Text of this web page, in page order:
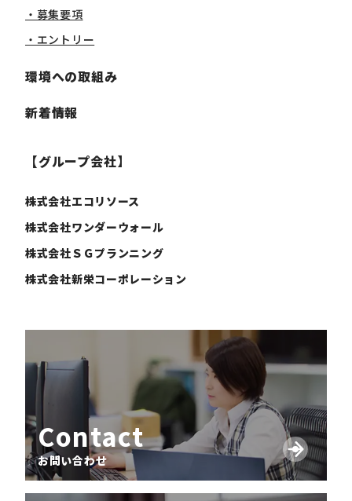
・募集要項
・エントリー
環境への取組み
新着情報
【グループ会社】
株式会社エコリソース
株式会社ワンダーウォール
株式会社ＳＧプランニング
株式会社新栄コーポレーション
Contact
お問い合わせ